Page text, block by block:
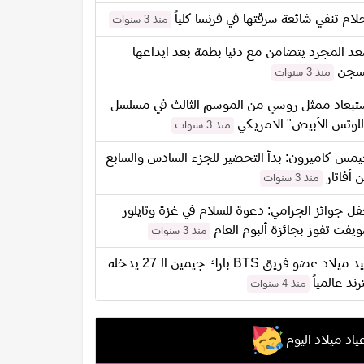
تنفي شائعة سرقتها في فرنسا كلياً منذ 3 سنوات
المجرد يتضامن مع دنيا بطمة بعد ايداعها
منذ 3 سنوات
ممثل روسي من الموسم الثالث في مسلسل
الأبيض" الامريكي
منذ 3 سنوات
كاميرون: بدأ التحضير للجزء السادس والسابع
أفاتار
منذ 3 سنوات
جوائز الجرامي: دعوة للسلام في غزة وتايلور
تفوز بجائزة ألبوم العام
منذ 3 سنوات
عيد ميلاد عضو فريق BTS بارك جيمين الـ 27 يدخله
عالمياً
منذ 4 سنوات
ميلاد اليوم